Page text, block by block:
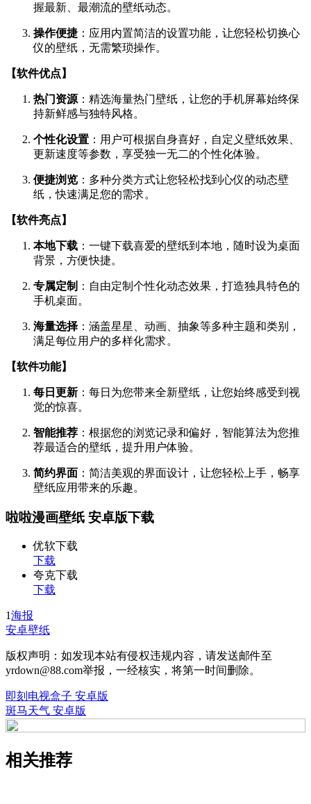
握最新、最潮流的壁纸动态。
操作便捷 ：应用内置简洁的设置功能，让您轻松切换心
仪的壁纸，无需繁琐操作。
【软件优点】
热门资源 ：精选海量热门壁纸，让您的手机屏幕始终保
持新鲜感与独特风格。
个性化设置 ：用户可根据自身喜好，自定义壁纸效果、
更新速度等参数，享受独一无二的个性化体验。
便捷浏览 ：多种分类方式让您轻松找到心仪的动态壁
纸，快速满足您的需求。
【软件亮点】
本地下载 ：一键下载喜爱的壁纸到本地，随时设为桌面
背景，方便快捷。
专属定制 ：自由定制个性化动态效果，打造独具特色的
手机桌面。
海量选择 ：涵盖星星、动画、抽象等多种主题和类别，
满足每位用户的多样化需求。
【软件功能】
每日更新 ：每日为您带来全新壁纸，让您始终感受到视
觉的惊喜。
智能推荐 ：根据您的浏览记录和偏好，智能算法为您推
荐最适合的壁纸，提升用户体验。
简约界面 ：简洁美观的界面设计，让您轻松上手，畅享
壁纸应用带来的乐趣。
啦啦漫画壁纸 安卓版下载
优软下载
下载
夸克下载
下载
1海报
安卓壁纸
版权声明：如发现本站有侵权违规内容，请发送邮件至
yrdown@88.com举报，一经核实，将第一时间删除。
即刻电视盒子 安卓版
斑马天气 安卓版
相关推荐